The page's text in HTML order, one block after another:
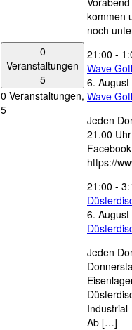
0
Veranstaltungen
5
0 Veranstaltungen,
5
kommen
noch
21:00 -
Wave
6.
Wave
Jeden
21.00
https://
21:00 -
6.
Jeden
Industrial
Ab […]